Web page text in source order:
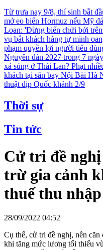
Từ trưa nay 9/8, thí sinh bắt
mở eo biển Hormuz nếu Mỹ
Loan: 'Đừng biến chửi bới
vụ bắt khách hàng tự minh
phạm quyền lợi người tiêu
Nguyên đán 2027 trong 7 ngày
xả súng ở Thái Lan? Phạt
khách tại sân bay Nội Bài Hà
thuật dịp Quốc khánh 2/9
Thời sự
Tin tức
Cử tri đề
trừ gia cảnh
thuế thu
28/09/2022 04:52
Cụ thể, cử tri đề nghị, nên
khi tăng mức lương tối thiểu